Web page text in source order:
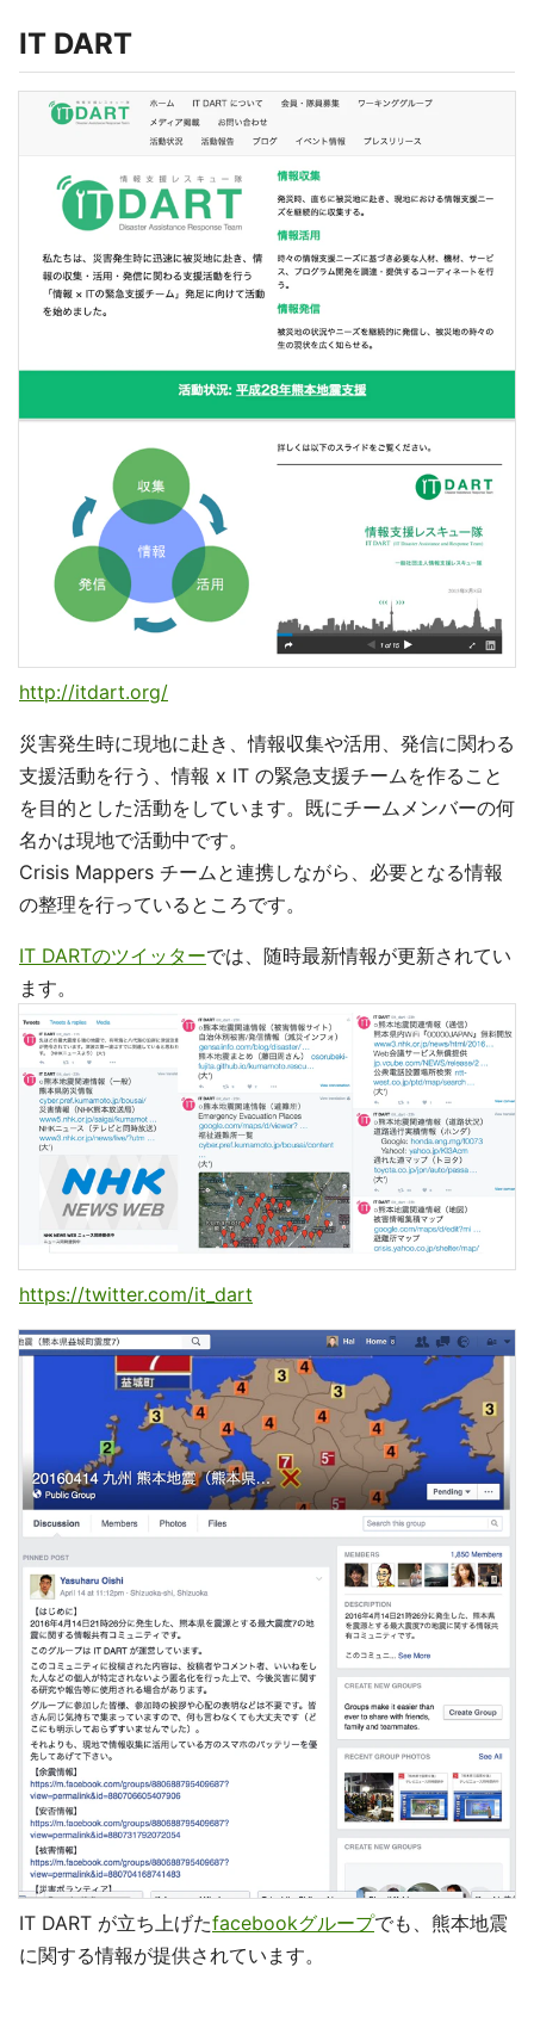
IT DART
http://itdart.org/
災害発生時に現地に赴き、情報収集や活用、発信に関わる
支援活動を行う、情報 x IT の緊急支援チームを作ること
を目的とした活動をしています。既にチームメンバーの何
名かは現地で活動中です。
Crisis Mappers チームと連携しながら、必要となる情報
の整理を行っているところです。
IT DARTのツイッターでは、随時最新情報が更新されてい
ます。
https://twitter.com/it_dart
IT DART が立ち上げたfacebookグループでも、熊本地震
に関する情報が提供されています。